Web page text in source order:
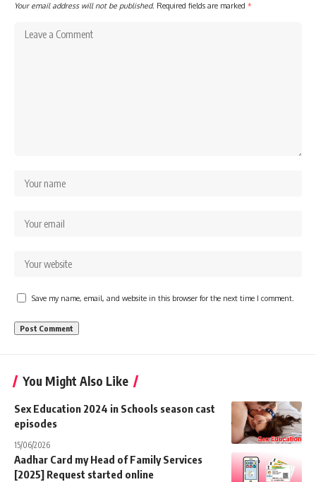
Your email address will not be published. Required fields are marked *
Save my name, email, and website in this browser for the next time I comment.
You Might Also Like
Sex Education 2024 in Schools season cast
episodes
15/06/2026
Aadhar Card my Head of Family Services
[2025] Request started online